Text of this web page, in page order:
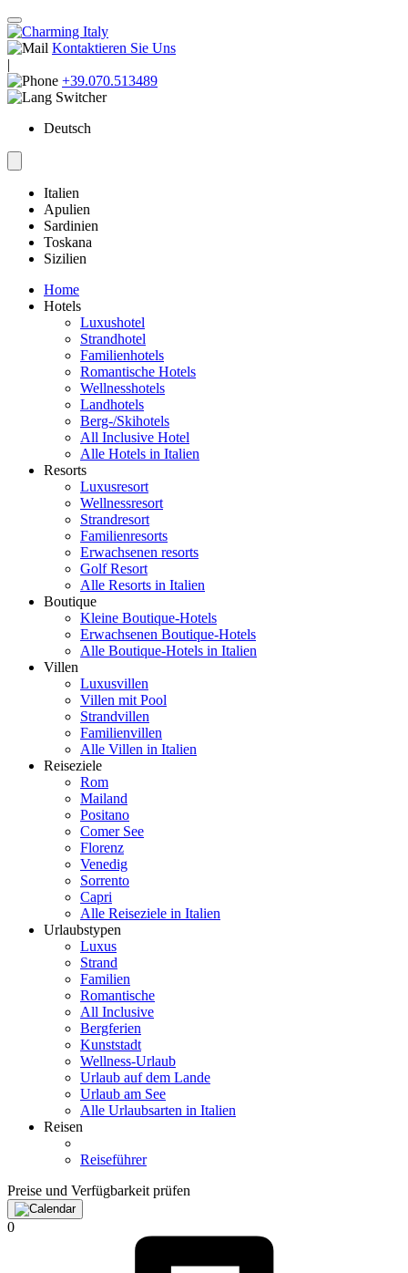
Kontaktieren Sie Uns
|
+39.070.513489
Deutsch
Italien
Apulien
Sardinien
Toskana
Sizilien
Home
Hotels
Luxushotel
Strandhotel
Familienhotels
Romantische Hotels
Wellnesshotels
Landhotels
Berg-/Skihotels
All Inclusive Hotel
Alle Hotels in Italien
Resorts
Luxusresort
Wellnessresort
Strandresort
Familienresorts
Erwachsenen resorts
Golf Resort
Alle Resorts in Italien
Boutique
Kleine Boutique-Hotels
Erwachsenen Boutique-Hotels
Alle Boutique-Hotels in Italien
Villen
Luxusvillen
Villen mit Pool
Strandvillen
Familienvillen
Alle Villen in Italien
Reiseziele
Rom
Mailand
Positano
Comer See
Florenz
Venedig
Sorrento
Capri
Alle Reiseziele in Italien
Urlaubstypen
Luxus
Strand
Familien
Romantische
All Inclusive
Bergferien
Kunststadt
Wellness-Urlaub
Urlaub auf dem Lande
Urlaub am See
Alle Urlaubsarten in Italien
Reisen
Reiseführer
Preise und Verfügbarkeit prüfen
0